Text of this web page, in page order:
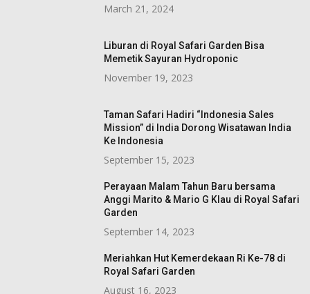
March 21, 2024
Liburan di Royal Safari Garden Bisa
Memetik Sayuran Hydroponic
November 19, 2023
Taman Safari Hadiri “Indonesia Sales
Mission” di India Dorong Wisatawan India
Ke Indonesia
September 15, 2023
Perayaan Malam Tahun Baru bersama
Anggi Marito & Mario G Klau di Royal Safari
Garden
September 14, 2023
Meriahkan Hut Kemerdekaan Ri Ke-78 di
Royal Safari Garden
August 16, 2023